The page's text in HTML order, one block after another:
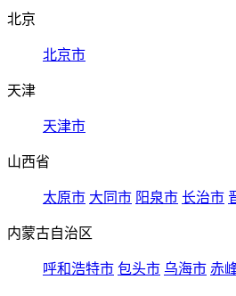
北京
北京市
天津
天津市
山西省
太原市 大同市 阳泉市 长治市
内蒙古自治区
呼和浩特市 包头市 乌海市 赤